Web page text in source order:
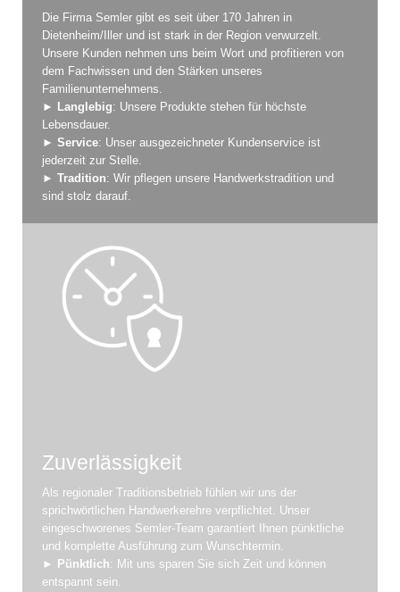
Die Firma Semler gibt es seit über 170 Jahren in
Dietenheim/Iller und ist stark in der Region verwurzelt.
Unsere Kunden nehmen uns beim Wort und profitieren von
dem Fachwissen und den Stärken unseres
Familienunternehmens.
► Langlebig: Unsere Produkte stehen für höchste
Lebensdauer.
► Service: Unser ausgezeichneter Kundenservice ist
jederzeit zur Stelle.
► Tradition: Wir pflegen unsere Handwerkstradition und
sind stolz darauf.
Zuverlässigkeit
Als regionaler Traditionsbetrieb fühlen wir uns der
sprichwörtlichen Handwerkerehre verpflichtet. Unser
eingeschworenes Semler-Team garantiert Ihnen pünktliche
und komplette Ausführung zum Wunschtermin.
►
Pünktlich: Mit uns sparen Sie sich Zeit und können
entspannt sein.